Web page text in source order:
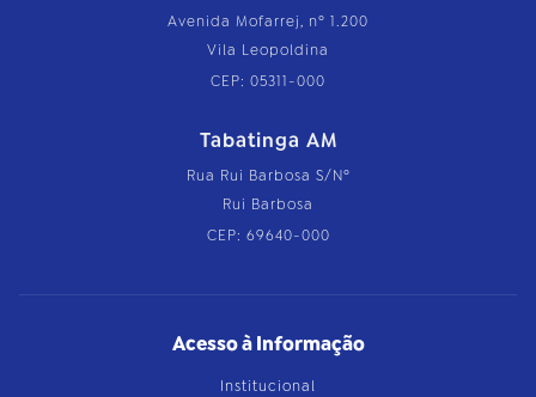
Avenida Mofarrej, nº 1.200
Vila Leopoldina
CEP: 05311-000
Tabatinga AM
Rua Rui Barbosa S/Nº
Rui Barbosa
CEP: 69640-000
Acesso à Informação
Institucional